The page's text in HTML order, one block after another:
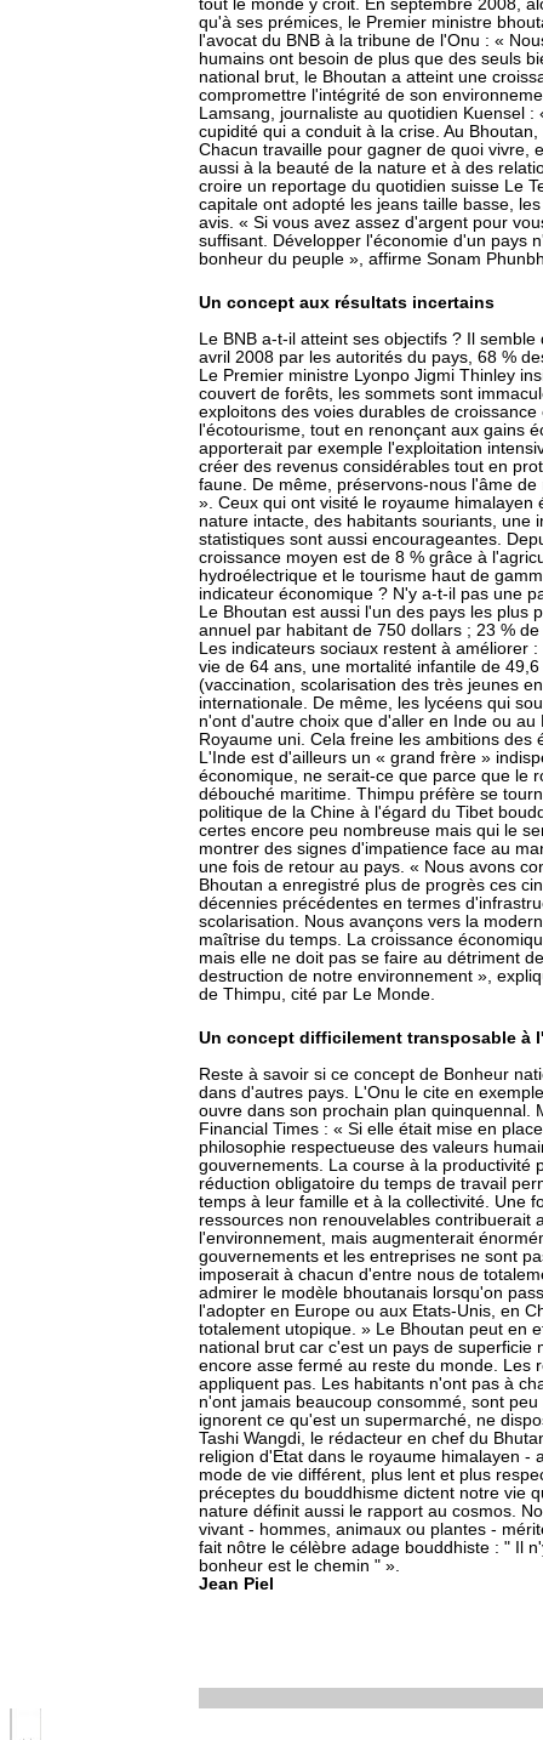
tout le monde y croit. En septembre 2008,
qu'à ses prémices, le Premier ministre
l'avocat du BNB à la tribune de l'Onu : «
humains ont besoin de plus que des seuls
national brut, le Bhoutan a atteint une
compromettre l'intégrité de son
Lamsang, journaliste au quotidien Kuensel
cupidité qui a conduit à la crise. Au
Chacun travaille pour gagner de quoi vivre,
aussi à la beauté de la nature et à des
croire un reportage du quotidien suisse Le
capitale ont adopté les jeans taille basse,
avis. « Si vous avez assez d'argent pour
suffisant. Développer l'économie d'un pays
bonheur du peuple », affirme Sonam
Un concept aux résultats incertains
Le BNB a-t-il atteint ses objectifs ? Il
avril 2008 par les autorités du pays, 68 %
Le Premier ministre Lyonpo Jigmi Thinley
couvert de forêts, les sommets sont
exploitons des voies durables de
l'écotourisme, tout en renonçant aux gains
apporterait par exemple l'exploitation
créer des revenus considérables tout en
faune. De même, préservons-nous l'âme
». Ceux qui ont visité le royaume
nature intacte, des habitants souriants, une
statistiques sont aussi encourageantes.
croissance moyen est de 8 % grâce à
hydroélectrique et le tourisme haut de
indicateur économique ? N'y a-t-il pas une
Le Bhoutan est aussi l'un des pays les plus
annuel par habitant de 750 dollars ; 23 %
Les indicateurs sociaux restent à améliorer
vie de 64 ans, une mortalité infantile de
(vaccination, scolarisation des très jeunes
internationale. De même, les lycéens qui
n'ont d'autre choix que d'aller en Inde ou
Royaume uni. Cela freine les ambitions des
L'Inde est d'ailleurs un « grand frère »
économique, ne serait-ce que parce que le
débouché maritime. Thimpu préfère se
politique de la Chine à l'égard du Tibet
certes encore peu nombreuse mais qui le
montrer des signes d'impatience face au
une fois de retour au pays. « Nous avons
Bhoutan a enregistré plus de progrès ces
décennies précédentes en termes
scolarisation. Nous avançons vers la
maîtrise du temps. La croissance
mais elle ne doit pas se faire au détriment
destruction de notre environnement »,
de Thimpu, cité par Le Monde.
Un concept difficilement transposable à
Reste à savoir si ce concept de Bonheur
dans d'autres pays. L'Onu le cite en
ouvre dans son prochain plan quinquennal.
Financial Times : « Si elle était mise en
philosophie respectueuse des valeurs
gouvernements. La course à la productivité
réduction obligatoire du temps de travail
temps à leur famille et à la collectivité. Une
ressources non renouvelables contribuerait
l'environnement, mais augmenterait
gouvernements et les entreprises ne sont
imposerait à chacun d'entre nous de
admirer le modèle bhoutanais lorsqu'on
l'adopter en Europe ou aux Etats-Unis, en
totalement utopique. » Le Bhoutan peut en
national brut car c'est un pays de superficie
encore asse fermé au reste du monde. Les
appliquent pas. Les habitants n'ont pas à
n'ont jamais beaucoup consommé, sont
ignorent ce qu'est un supermarché, ne
Tashi Wangdi, le rédacteur en chef du
religion d'Etat dans le royaume himalayen -
mode de vie différent, plus lent et plus
préceptes du bouddhisme dictent notre vie
nature définit aussi le rapport au cosmos.
vivant - hommes, animaux ou plantes -
fait nôtre le célèbre adage bouddhiste : " Il
bonheur est le chemin " ».
Jean Piel